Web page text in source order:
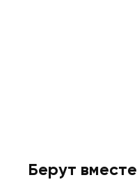
Берут вместе